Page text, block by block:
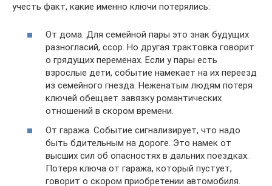
учесть факт, какие именно ключи потерялись:
От дома. Для семейной пары это знак будущих
разногласий, ссор. Но другая трактовка говорит
о грядущих переменах. Если у пары есть
взрослые дети, событие намекает на их переезд
из семейного гнезда. Неженатым людям потеря
ключей обещает завязку романтических
отношений в скором времени.
От гаража. Событие сигнализирует, что надо
быть бдительным на дороге. Это намек от
высших сил об опасностях в дальних поездках.
Потеря ключа от гаража, который пустует,
говорит о скором приобретении автомобиля.